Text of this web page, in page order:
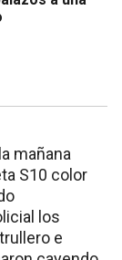
mañana
S10 color
los
e